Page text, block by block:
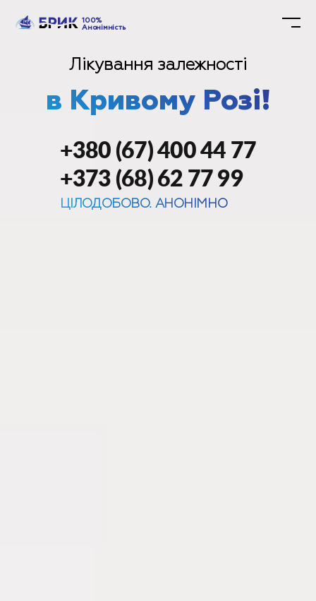
100%
Анонімність
+380 (67) 400 44 77
+373 (68) 62 77 99
ЦІЛОДОБОВО. АНОНІМНО
Лікування залежності
в Кривому Розі!